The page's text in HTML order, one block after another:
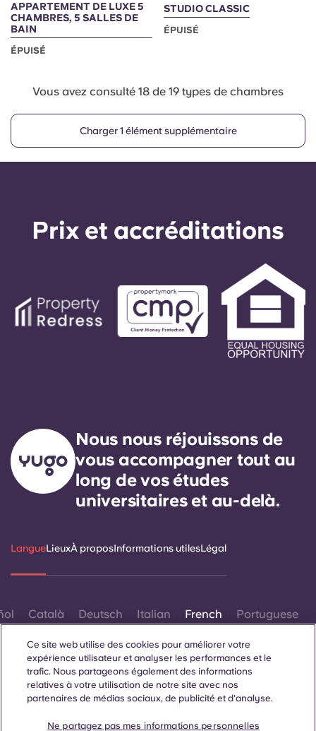
APPARTEMENT DE LUXE 5
CHAMBRES, 5 SALLES DE
BAIN
ÉPUISÉ
STUDIO CLASSIC
ÉPUISÉ
Vous avez consulté 18 de 19 types de chambres
Charger 1 élément supplémentaire
Prix ​​et accréditations
Nous nous réjouissons de
vous accompagner tout au
long de vos études
universitaires et au-delà.
LangueLieuxÀ proposInformations utilesLégal
Català Deutsch Italian French Portuguese
Ce site web utilise des cookies pour améliorer votre
expérience utilisateur et analyser les performances et le
trafic. Nous partageons également des informations
relatives à votre utilisation de notre site avec nos
partenaires de médias sociaux, de publicité et d'analyse.
Ne partagez pas mes informations personnelles